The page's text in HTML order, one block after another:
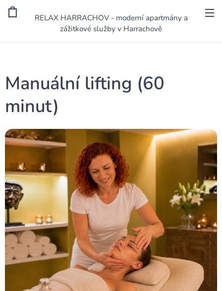
RELAX HARRACHOV - moderní apartmány a
zážitkové služby v Harrachově
Manuální lifting (60
minut)